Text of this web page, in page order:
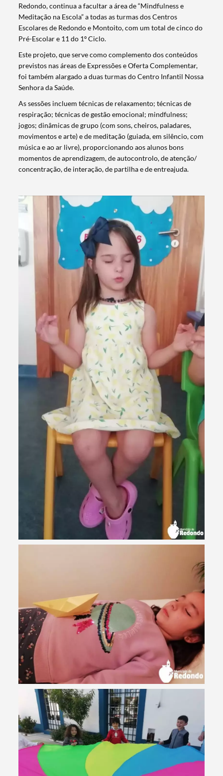
Termo de Pesquisa
Categorias gerais
Redondo, continua a facultar a área de “Mindfulness e
Meditação na Escola” a todas as turmas dos Centros
Escolares de Redondo e Montoito, com um total de cinco do
Pré-Escolar e 11 do 1º Ciclo.
Este projeto, que serve como complemento dos conteúdos
previstos nas áreas de Expressões e Oferta Complementar,
foi também alargado a duas turmas do Centro Infantil Nossa
Senhora da Saúde.
As sessões incluem técnicas de relaxamento; técnicas de
respiração; técnicas de gestão emocional; mindfulness;
jogos; dinâmicas de grupo (com sons, cheiros, paladares,
movimentos e arte) e de meditação (guiada, em silêncio, com
música e ao ar livre), proporcionando aos alunos bons
momentos de aprendizagem, de autocontrolo, de atenção/
concentração, de interação, de partilha e de entreajuda.